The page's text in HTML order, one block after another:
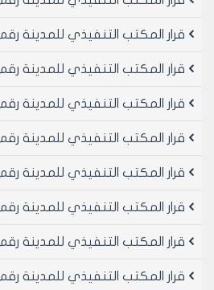
قرار المكتب التنفيذي للمدينة رقم 14 لعام 2021
قرار المكتب التنفيذي للمدينة رقم 158 لعام 2021
قرار المكتب التنفيذي للمدينة رقم 162 لعام 2021
قرار المكتب التنفيذي للمدينة رقم 163 لعام 2021
قرار المكتب التنفيذي للمدينة رقم 189 لعام 2021
قرار المكتب التنفيذي للمدينة رقم 192 لعام 2021
قرار المكتب التنفيذي للمدينة رقم 2 لعام 2021
قرار المكتب التنفيذي للمدينة رقم 224 لعام 2021